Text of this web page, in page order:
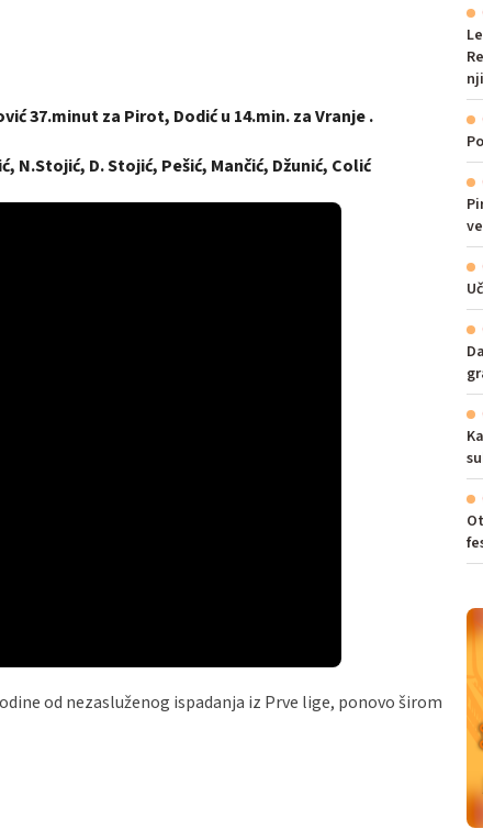
37.minut za Pirot, Dodić u 14.min. za Vranje .
D. Stojić, Pešić, Mančić, Džunić, Colić
od nezasluženog ispadanja iz Prve lige, ponovo širom